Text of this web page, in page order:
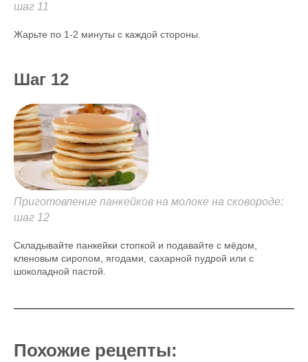
шаг 11
Жарьте по 1-2 минуты с каждой стороны.
Шаг 12
Приготовление панкейков на молоке на сковороде:
шаг 12
Складывайте панкейки стопкой и подавайте с мёдом,
кленовым сиропом, ягодами, сахарной пудрой или с
шоколадной пастой.
Похожие рецепты: